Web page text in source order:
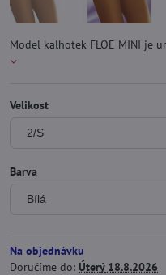
Model kalhotek FLOE MINI je
Velikost
Barva
Na objednávku
Doručíme do: Úterý18.8.2026